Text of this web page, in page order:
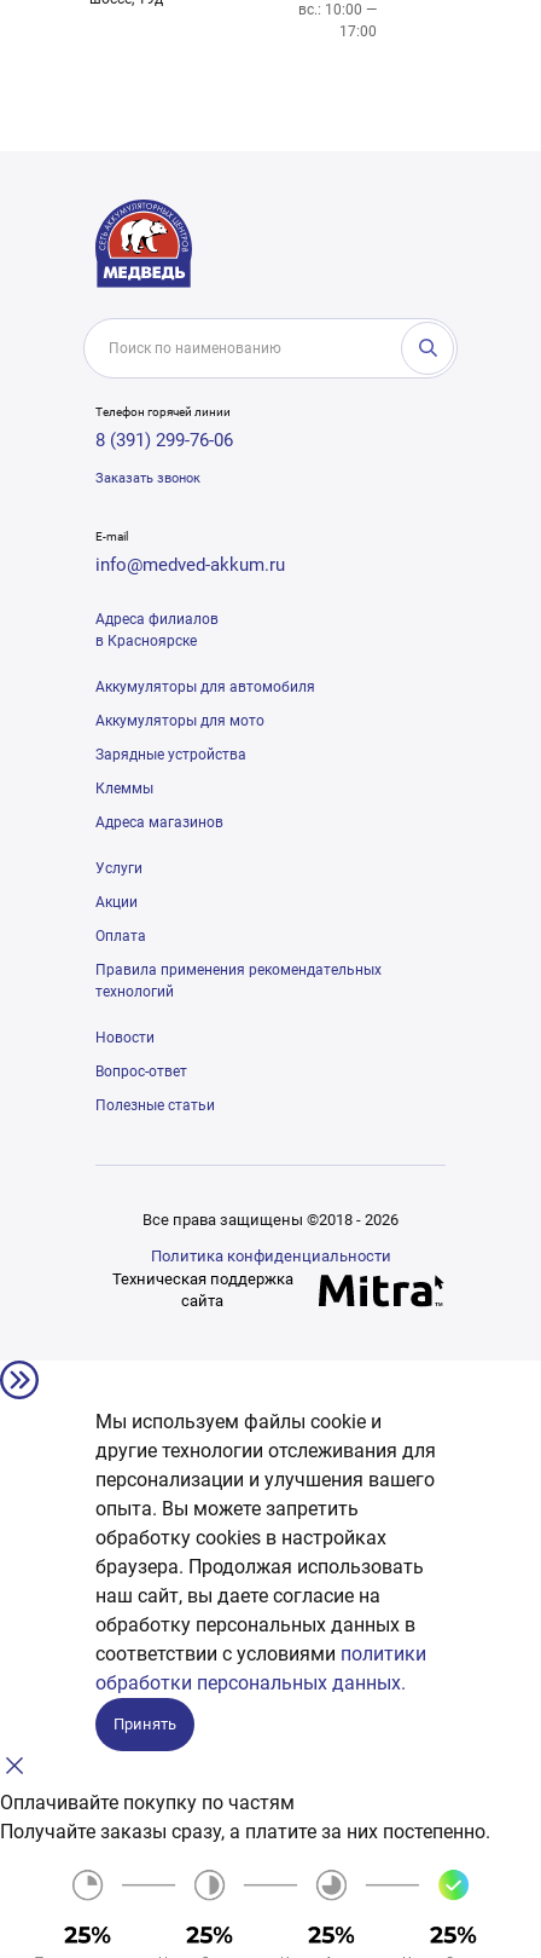
вс.: 10:00 —
17:00
Телефон горячей линии
8 (391) 299-76-06
Заказать звонок
E-mail
info@medved-akkum.ru
Адреса филиалов
в Красноярске
Аккумуляторы для автомобиля
Аккумуляторы для мото
Зарядные устройства
Клеммы
Адреса магазинов
Услуги
Акции
Оплата
Правила применения рекомендательных
технологий
Новости
Вопрос-ответ
Полезные статьи
Все права защищены ©2018 - 2026
Политика конфиденциальности
Техническая поддержка
сайта
Мы используем файлы cookie и
другие технологии отслеживания для
персонализации и улучшения вашего
опыта. Вы можете запретить
обработку сookies в настройках
браузера. Продолжая использовать
наш сайт, вы даете согласие на
обработку персональных данных в
соответствии с условиями политики
обработки персональных данных.
Принять
Оплачивайте покупку по частям
Получайте заказы сразу, а платите за них постепенно.